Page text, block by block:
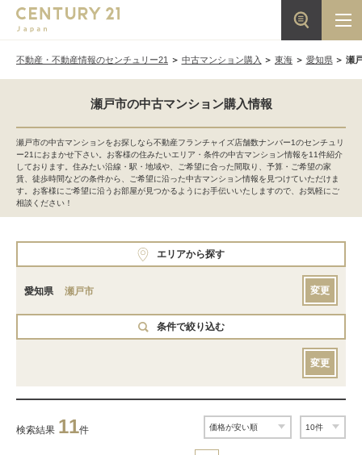
不動産・不動産情報のセンチュリー21 中古マンション購入 東海 愛知県 瀬
瀬戸市の中古マンション購入情報
瀬戸市の中古マンションをお探しなら不動産フランチャイズ店舗数ナンバー1のセンチュリ
ー21におまかせ下さい。お客様の住みたいエリア・条件の中古マンション情報を11件紹介
しております。住みたい沿線・駅・地域や、ご希望に合った間取り、予算・ご希望の家
賃、徒歩時間などの条件から、ご希望に沿った中古マンション情報を見つけていただけま
す。お客様にご希望に沿うお部屋が見つかるようにお手伝いいたしますので、お気軽にご
相談ください！
エリアから探す
愛知県 瀬戸市 変更
条件で絞り込む
変更
検索結果 11件